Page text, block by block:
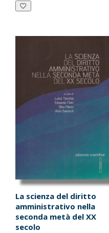
La scienza del diritto
amministrativo nella
seconda metà del XX
secolo